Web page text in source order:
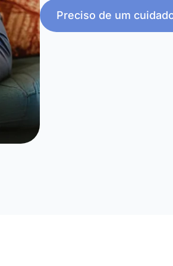
Preciso de um